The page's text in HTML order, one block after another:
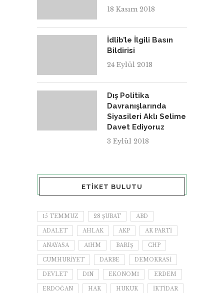
18 Kasım 2018
İdlib’le İlgili Basın
Bildirisi
24 Eylül 2018
Dış Politika
Davranışlarında
Siyasileri Aklı Selime
Davet Ediyoruz
3 Eylül 2018
ETIKET BULUTU
15 TEMMUZ 28 ŞUBAT ABD
ADALET AHLAK AKP AK PARTI
ANAYASA AİHM BARIŞ CHP
CUMHURIYET DARBE DEMOKRASI
DEVLET DIN EKONOMI ERDEM
ERDOĞAN HAK HUKUK IKTIDAR